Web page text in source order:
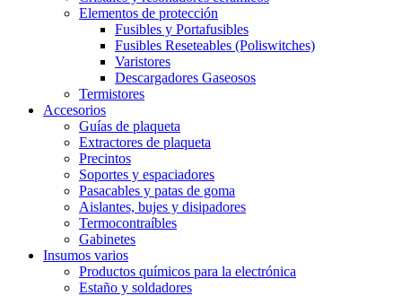
Elementos de protección
Fusibles y Portafusibles
Fusibles Reseteables (Poliswitches)
Varistores
Descargadores Gaseosos
Termistores
Accesorios
Guías de plaqueta
Extractores de plaqueta
Precintos
Soportes y espaciadores
Pasacables y patas de goma
Aislantes, bujes y disipadores
Termocontraíbles
Gabinetes
Insumos varios
Productos químicos para la electrónica
Estaño y soldadores